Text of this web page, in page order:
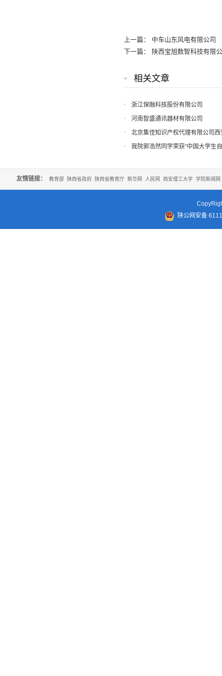
上一篇： 中车山东风电有限公司
下一篇： 陕西宝旭数智科技有限
相关文章
浙江保融科技股份有限公司
河南智盛通讯器材有限公司
北京集佳知识产权代理有限公司西
我院郭浩然同学荣获“中国大学生
友情链接： 教育部 陕西省政府 陕西省教育厅 新华网 人民网 西安理工大学 学院新闻网
陕公网安备